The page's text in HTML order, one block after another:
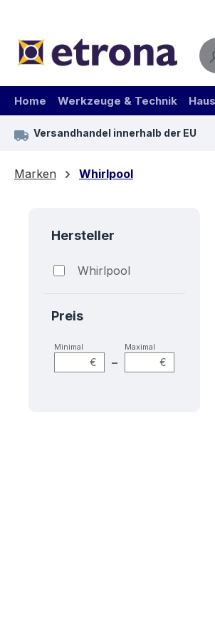
Home Werkzeuge & Technik
Versandhandel innerhalb der EU
Marken Whirlpool
Hersteller
Whirlpool
Preis
Minimal
€ –
Maximal
€